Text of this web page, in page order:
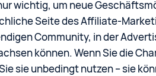
wichtig, um neue
Seite des Affiliate-
Community, in der
können. Wenn Sie die
sie unbedingt nutzen – sie